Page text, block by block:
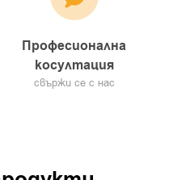
Професионална
косултация
свържи се с нас